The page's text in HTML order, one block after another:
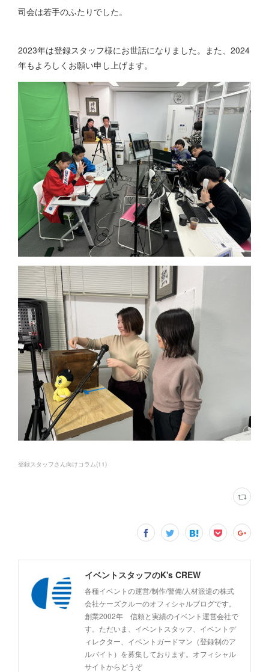
司会は若手のふたりでした。
2023年は登録スタッフ様にお世話になりました。また、2024
年もよろしくお願い申し上げます。
登録スタッフさん向けコラム(11)
イベントスタッフのK's CREW
各種イベントの運営/制作/警備/人材派遣の株式
会社ケーズクルーのオフィシャルブログです。
創業2002年 信頼と実績のイベント運営会社で
す。ただいま、イベントスタッフ、イベントデ
ィレクター、イベントガードマン（登録制のア
ルバイト）を募集しております。オフィシャル
サイトからどうぞ